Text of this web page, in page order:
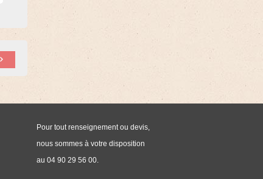
Pour tout renseignement ou devis,
nous sommes à votre disposition
au 04 90 29 56 00.